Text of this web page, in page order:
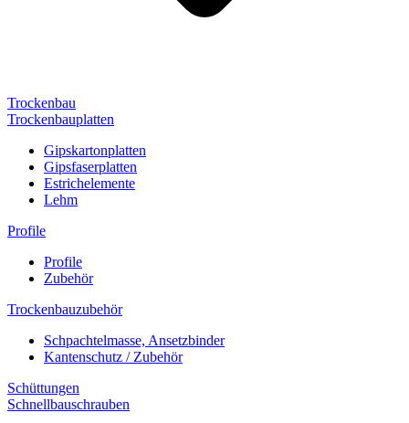
Trockenbau
Trockenbauplatten
Gipskartonplatten
Gipsfaserplatten
Estrichelemente
Lehm
Profile
Profile
Zubehör
Trockenbauzubehör
Schpachtelmasse, Ansetzbinder
Kantenschutz / Zubehör
Schüttungen
Schnellbauschrauben